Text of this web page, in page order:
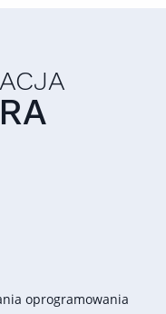
oprogramowania